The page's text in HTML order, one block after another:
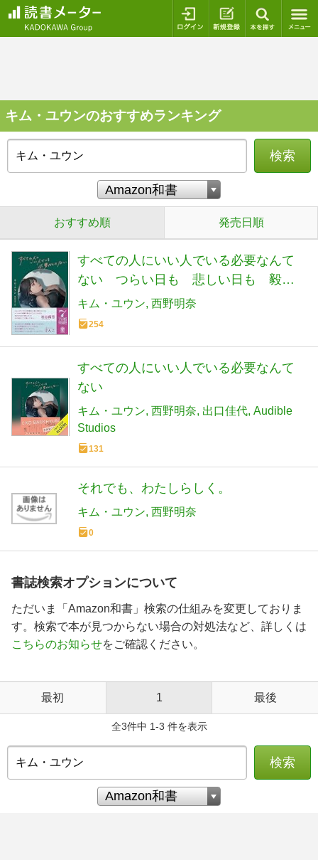
ログイン 新規登録
キム・ユウンのおすすめランキング
検索
おすすめ順 発売日順
すべての人にいい人でいる必要なんて
ない つらい日も 悲しい日も 毅然
として そして淡々と 自分を見失わ
ずに心を守る82のエッセイ
キム・ユウン 西野明奈
254
すべての人にいい人でいる必要なんて
ない
キム・ユウン 西野明奈 出口佳代 Audible
Studios
131
それでも、わたしらしく。
キム・ユウン 西野明奈
0
書誌検索オプションについて
ただいま「Amazon和書」検索の仕組みを変更しておりま
す。検索で本が見つからない場合の対処法など、詳しくは
こちらのお知らせをご確認ください。
最初 1 最後
全3件中 1-3 件を表示
検索